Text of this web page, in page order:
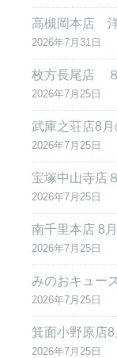
高槻岡本店
2026年7月31日
枚方長尾店
2026年7月25日
武庫之荘店8
2026年7月25日
宝塚中山寺店
2026年7月25日
南千里本店 8
2026年7月25日
みのおキュー
2026年7月25日
箕面小野原店
2026年7月25日